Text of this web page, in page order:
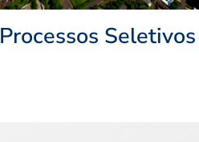
Processos Seletivos